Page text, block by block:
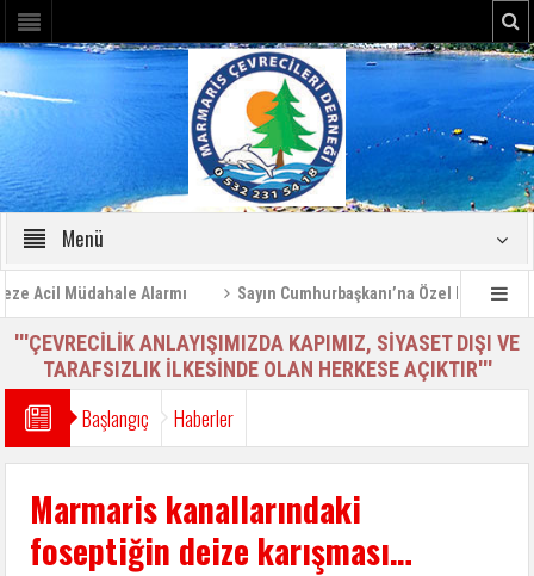
Menü
Acil Müdahale Alarmı Sayın Cumhurbaşkanı’na Özel
'''ÇEVRECİLİK ANLAYIŞIMIZDA KAPIMIZ, SİYASET DIŞI VE
TARAFSIZLIK İLKESİNDE OLAN HERKESE AÇIKTIR'''
Başlangıç Haberler
Marmaris kanallarındaki
foseptiğin deize karışması…